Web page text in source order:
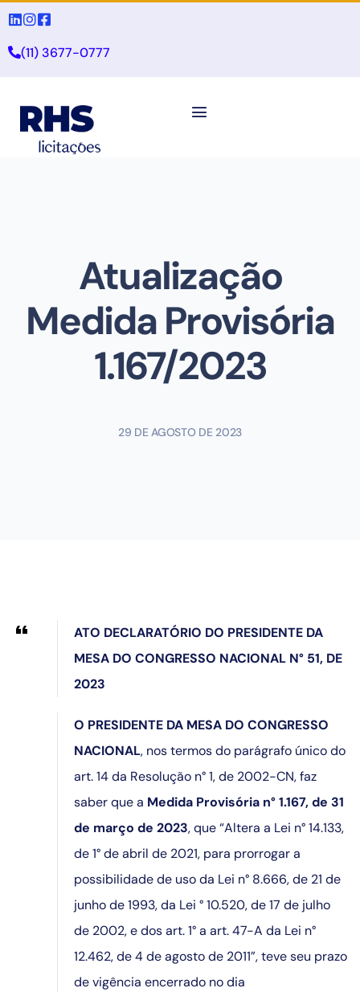
(11) 3677-0777
Atualização
Medida Provisória
1.167/2023
29 DE AGOSTO DE 2023
ATO DECLARATÓRIO DO PRESIDENTE DA
MESA DO CONGRESSO NACIONAL N° 51, DE
2023
O PRESIDENTE DA MESA DO CONGRESSO
NACIONAL, nos termos do parágrafo único do
art. 14 da Resolução n° 1, de 2002-CN, faz
saber que a Medida Provisória n° 1.167, de 31
de março de 2023, que “Altera a Lei n° 14.133,
de 1° de abril de 2021, para prorrogar a
possibilidade de uso da Lei n° 8.666, de 21 de
junho de 1993, da Lei ° 10.520, de 17 de julho
de 2002, e dos art. 1° a art. 47-A da Lei n°
12.462, de 4 de agosto de 2011”, teve seu prazo
de vigência encerrado no dia